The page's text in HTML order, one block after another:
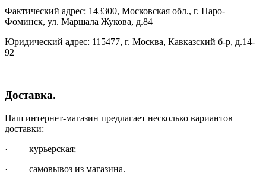
Фактический адрес: 143300, Московская обл., г. Наро-
Фоминск, ул. Маршала Жукова, д.84
Юридический адрес: 115477, г. Москва, Кавказский б-р, д.14-
92
Доставка.
Наш интернет-магазин предлагает несколько вариантов
доставки:
· курьерская;
· самовывоз из магазина.